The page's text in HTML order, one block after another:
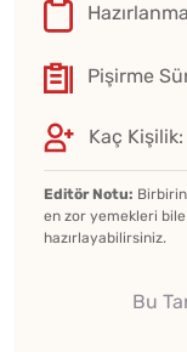
Pişirme
Kaç Kişilik:
Editör Notu:
en zor yemekleri bile
hazırlayabilirsiniz.
Bu